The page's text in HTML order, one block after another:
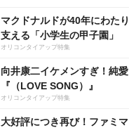
マクドナルドが40年にわたり
支える「小学生の甲子園」
オリコンタイアップ特集
向井康二イケメンすぎ！純愛
『（LOVE SONG）』
オリコンタイアップ特集
大好評につき再び！ファミマ